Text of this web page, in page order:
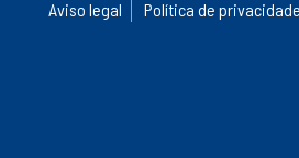
Aviso legal Política de privacidade